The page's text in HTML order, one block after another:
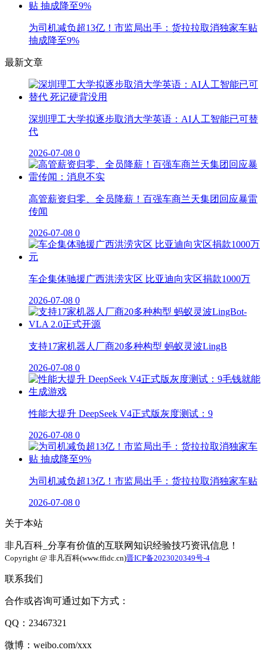
为司机减负超13亿！市监局出手：货拉拉取消独家车贴
抽成降至9%
最新文章
深圳理工大学拟逐步取消大学英语：AI人工智能已可替
代
2026-07-08 0
高管薪资归零、全员降薪！百强车商兰天集团回应暴雷
传闻
2026-07-08 0
车企集体驰援广西洪涝灾区 比亚迪向灾区捐款1000万
2026-07-08 0
支持17家机器人厂商20多种构型 蚂蚁灵波LingB
2026-07-08 0
性能大提升 DeepSeek V4正式版灰度测试：9
2026-07-08 0
为司机减负超13亿！市监局出手：货拉拉取消独家车贴
2026-07-08 0
关于本站
非凡百科_分享有价值的互联网知识经验技巧资讯信息！
Copyright @ 非凡百科(www.ffidc.cn)晋ICP备2023020349号-4
联系我们
合作或咨询可通过如下方式：
QQ：23467321
微博：weibo.com/xxx